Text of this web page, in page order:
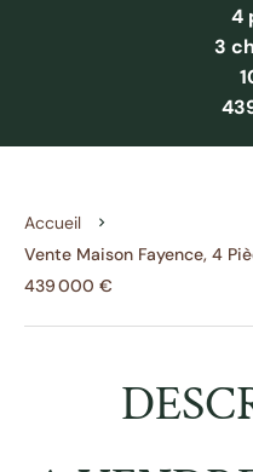
4
3
Accueil
Vente Maison Fayence, 4
439 000 €